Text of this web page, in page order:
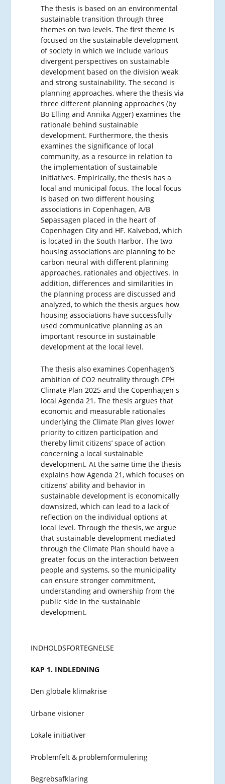
The thesis is based on an environmental
sustainable transition through three
themes on two levels. The first theme is
focused on the sustainable development
of society in which we include various
divergent perspectives on sustainable
development based on the division weak
and strong sustainability. The second is
planning approaches, where the thesis via
three different planning approaches (by
Bo Elling and Annika Agger) examines the
rationale behind sustainable
development. Furthermore, the thesis
examines the significance of local
community, as a resource in relation to
the implementation of sustainable
initiatives. Empirically, the thesis has a
local and municipal focus. The local focus
is based on two different housing
associations in Copenhagen, A/B
Søpassagen placed in the heart of
Copenhagen City and HF. Kalvebod, which
is located in the South Harbor. The two
housing associations are planning to be
carbon neural with different planning
approaches, rationales and objectives. In
addition, differences and similarities in
the planning process are discussed and
analyzed, to which the thesis argues how
housing associations have successfully
used communicative planning as an
important resource in sustainable
development at the local level.
The thesis also examines Copenhagen’s
ambition of CO2 neutrality through CPH
Climate Plan 2025 and the Copenhagen s
local Agenda 21. The thesis argues that
economic and measurable rationales
underlying the Climate Plan gives lower
priority to citizen participation and
thereby limit citizens’ space of action
concerning a local sustainable
development. At the same time the thesis
explains how Agenda 21, which focuses on
citizens’ ability and behavior in
sustainable development is economically
downsized, which can lead to a lack of
reflection on the individual options at
local level. Through the thesis, we argue
that sustainable development mediated
through the Climate Plan should have a
greater focus on the interaction between
people and systems, so the municipality
can ensure stronger commitment,
understanding and ownership from the
public side in the sustainable
development.
INDHOLDSFORTEGNELSE
KAP 1. INDLEDNING
Den globale klimakrise
Urbane visioner
Lokale initiativer
Problemfelt & problemformulering
Begrebsafklaring